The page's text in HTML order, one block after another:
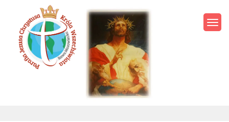
content
Parafia Jezusa Chrystusa
Króla Wszechświata – Rawa